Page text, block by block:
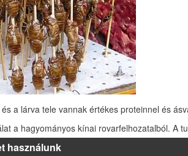
a lárva tele vannak értékes proteinnel és
a hagyományos kínai rovarfelhozatalból. A
használunk